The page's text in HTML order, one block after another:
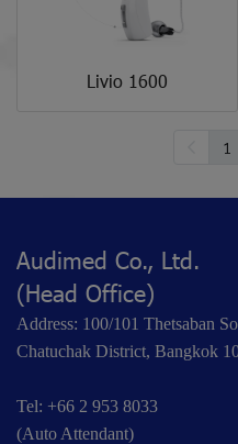
Livio 1600
1
Audimed Co., Ltd.
(Head Office)
Address: 100/101 Thetsaban
Chatuchak District, Bangkok
Tel: +66 2 953 8033
(Auto Attendant)